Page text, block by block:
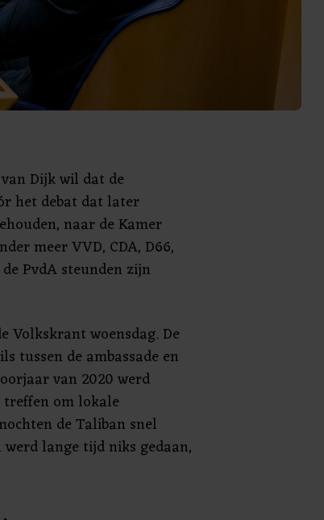
Dijk wil dat de
het debat dat later
naar de Kamer
meer VVD, CDA, D66,
PvdA steunden zijn
Volkskrant woensdag. De
tussen de ambassade en
van 2020 werd
treffen om lokale
de Taliban snel
lange tijd niks gedaan,